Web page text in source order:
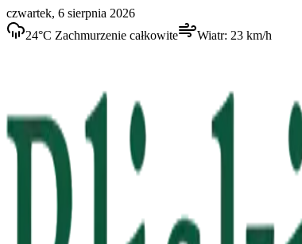
czwartek, 6 sierpnia 2026
24°C Zachmurzenie całkowite Wiatr: 23 km/h